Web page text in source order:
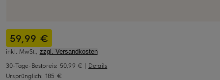
59,99 €
inkl. MwSt., zzgl. Versandkosten
30-Tage-Bestpreis: 50,99 € | Details
Ursprünglich: 185 €